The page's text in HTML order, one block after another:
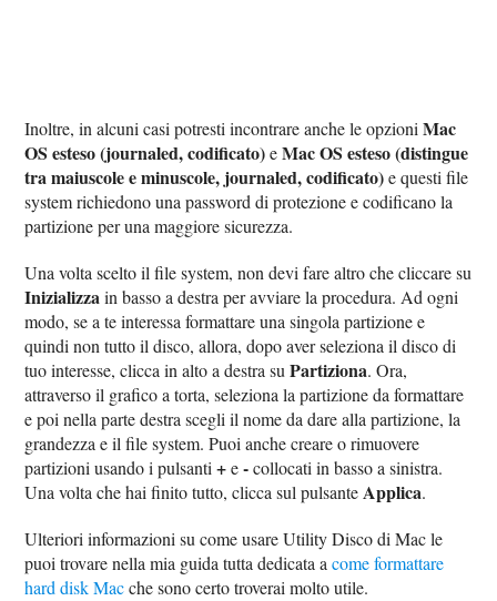
Inoltre, in alcuni casi potresti incontrare anche le opzioniMac
OS esteso (journaled, codificato)eMac OS esteso (distingue
tra maiuscole e minuscole, journaled, codificato)e questi file
system richiedono una password di protezione e codificano la
partizione per una maggiore sicurezza.
Una volta scelto il file system, non devi fare altro che cliccare su
Inizializzain basso a destra per avviare la procedura. Ad ogni
modo, se a te interessa formattare una singola partizione e
quindi non tutto il disco, allora, dopo aver seleziona il disco di
tuo interesse, clicca in alto a destra suPartiziona. Ora,
attraverso il grafico a torta, seleziona la partizione da formattare
e poi nella parte destra scegli il nome da dare alla partizione, la
grandezza e il file system. Puoi anche creare o rimuovere
partizioni usando i pulsanti+e-collocati in basso a sinistra.
Una volta che hai finito tutto, clicca sul pulsanteApplica.
Ulteriori informazioni su come usare Utility Disco di Mac le
puoi trovare nella mia guida tutta dedicata acome formattare
hard disk Macche sono certo troverai molto utile.